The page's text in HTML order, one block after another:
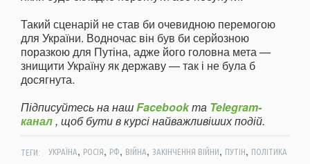
Такий сценарій не став би очевидною перемогою
для України. Водночас він був би серйозною
поразкою для Путіна, адже його головна мета —
знищити Україну як державу — так і не була б
досягнута.
Підписуйтесь на нашFacebookта Telegram-
канал, щоб бути в курсі найважливіших подій.
ТЕГИ: УКРАЇНА, РОСІЯ, РФ, ВІЙНА, ЗАКІНЧЕННЯ ВІЙНИ, ПУТІН, ПОЛІТИКА